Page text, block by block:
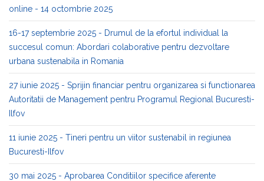
online - 14 octombrie 2025
16-17 septembrie 2025 - Drumul de la efortul individual la
succesul comun: Abordari colaborative pentru dezvoltare
urbana sustenabila in Romania
27 iunie 2025 - Sprijin financiar pentru organizarea si functionarea
Autoritatii de Management pentru Programul Regional Bucuresti-
Ilfov
11 iunie 2025 - Tineri pentru un viitor sustenabil in regiunea
Bucuresti-Ilfov
30 mai 2025 - Aprobarea Conditiilor specifice aferente